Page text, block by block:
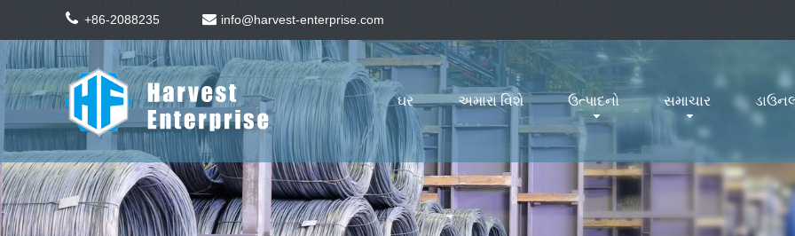
+86-2088235 info@harvest-enterprise.com
ઘર અમારા વિશે ઉત્પાદનો સમાચાર